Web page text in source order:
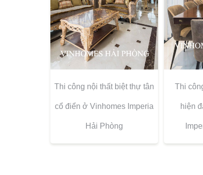
Thi công nội thất biệt thự tân
cổ điển ở Vinhomes Imperia
Hải Phòng
Thi
hiện